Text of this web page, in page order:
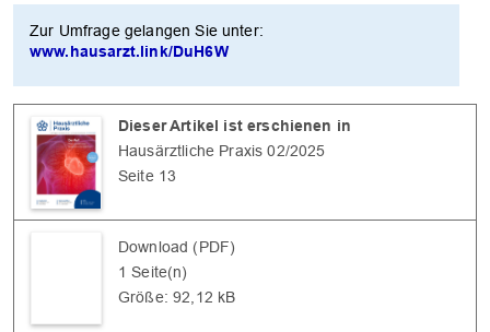
OK
Zur Umfrage gelangen Sie unter:
www.hausarzt.link/DuH6W
Dieser Artikel ist erschienen in
Hausärztliche Praxis 02/2025
Seite 13
Download (PDF)
1 Seite(n)
Größe: 92,12 kB